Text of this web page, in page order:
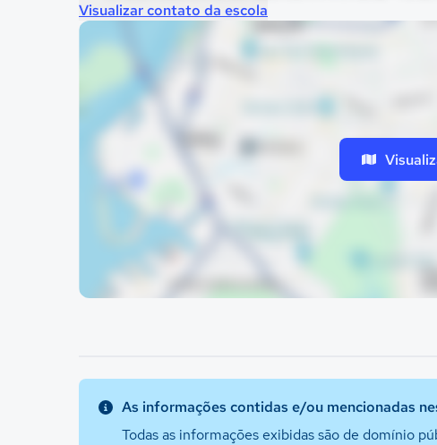
Visualizar contato da escola
As informações contidas e/ou mencionadas
Todas as informações exibidas são de domínio